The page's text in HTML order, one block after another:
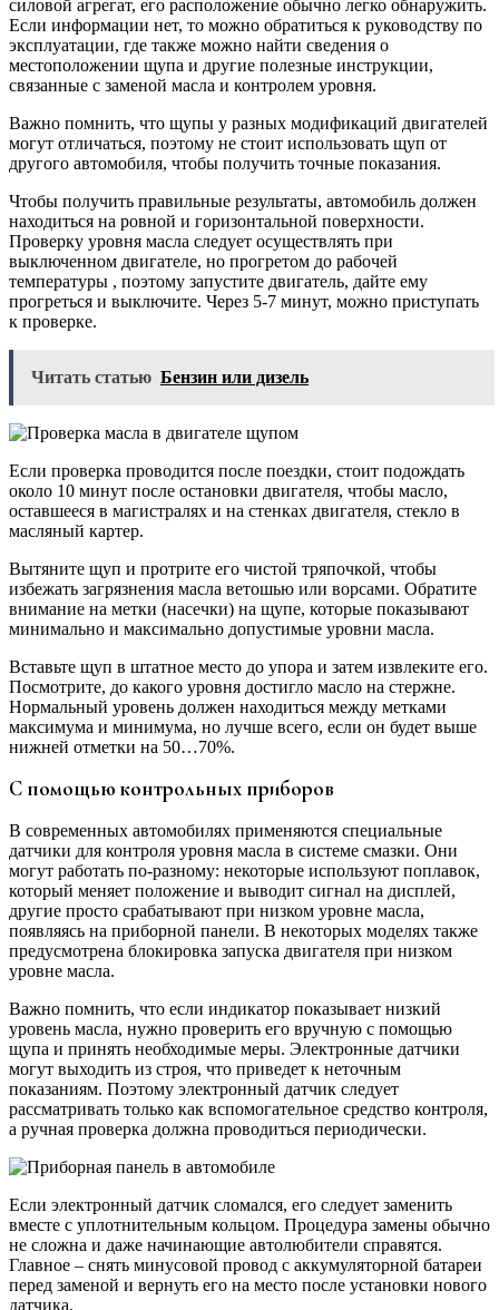
силовой агрегат, его расположение обычно легко обнаружить.
Если информации нет, то можно обратиться к руководству по
эксплуатации, где также можно найти сведения о
местоположении щупа и другие полезные инструкции,
связанные с заменой масла и контролем уровня.
Важно помнить, что щупы у разных модификаций двигателей
могут отличаться, поэтому не стоит использовать щуп от
другого автомобиля, чтобы получить точные показания.
Чтобы получить правильные результаты, автомобиль должен
находиться на ровной и горизонтальной поверхности.
Проверку уровня масла следует осуществлять при
выключенном двигателе, но прогретом до рабочей
температуры , поэтому запустите двигатель, дайте ему
прогреться и выключите. Через 5-7 минут, можно приступать
к проверке.
Читать статью Бензин или дизель
Если проверка проводится после поездки, стоит подождать
около 10 минут после остановки двигателя, чтобы масло,
оставшееся в магистралях и на стенках двигателя, стекло в
масляный картер.
Вытяните щуп и протрите его чистой тряпочкой, чтобы
избежать загрязнения масла ветошью или ворсами. Обратите
внимание на метки (насечки) на щупе, которые показывают
минимально и максимально допустимые уровни масла.
Вставьте щуп в штатное место до упора и затем извлеките его.
Посмотрите, до какого уровня достигло масло на стержне.
Нормальный уровень должен находиться между метками
максимума и минимума, но лучше всего, если он будет выше
нижней отметки на 50…70%.
С помощью контрольных приборов
В современных автомобилях применяются специальные
датчики для контроля уровня масла в системе смазки. Они
могут работать по-разному: некоторые используют поплавок,
который меняет положение и выводит сигнал на дисплей,
другие просто срабатывают при низком уровне масла,
появляясь на приборной панели. В некоторых моделях также
предусмотрена блокировка запуска двигателя при низком
уровне масла.
Важно помнить, что если индикатор показывает низкий
уровень масла, нужно проверить его вручную с помощью
щупа и принять необходимые меры. Электронные датчики
могут выходить из строя, что приведет к неточным
показаниям. Поэтому электронный датчик следует
рассматривать только как вспомогательное средство контроля,
а ручная проверка должна проводиться периодически.
Если электронный датчик сломался, его следует заменить
вместе с уплотнительным кольцом. Процедура замены обычно
не сложна и даже начинающие автолюбители справятся.
Главное – снять минусовой провод с аккумуляторной батареи
перед заменой и вернуть его на место после установки нового
датчика.